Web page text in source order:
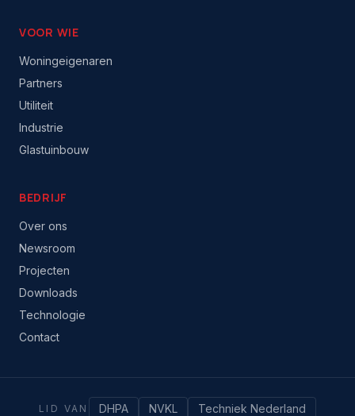
VOOR WIE
Woningeigenaren
Partners
Utiliteit
Industrie
Glastuinbouw
BEDRIJF
Over ons
Newsroom
Projecten
Downloads
Technologie
Contact
LID VAN DHPA NVKL
Techniek Nederland